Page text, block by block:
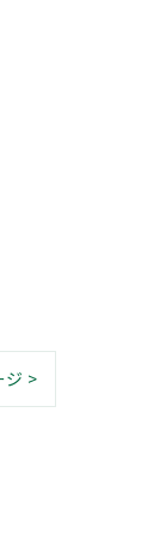
ジ >